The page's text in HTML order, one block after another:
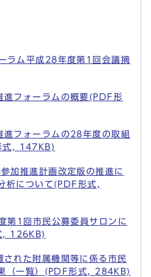
ラム平成28年度第1回会議摘
フォーラムの概要(PDF形
フォーラムの28年度の取組
式, 147KB)
加推進計画改定版の推進に
析について(PDF形式,
1回市民公募委員サロンに
, 126KB)
れた附属機関等に係る市民
（一覧）(PDF形式, 284KB)